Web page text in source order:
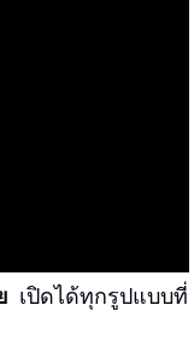
เปิดได้ทุกรูปแบบที่